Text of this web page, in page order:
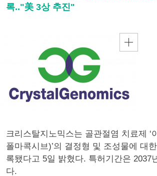
록.."美 3상 추진"
크리스탈지노믹스는 골관절염 치료제 ‘
폴마콕시브)’의 결정형 및 조성물에 대
록됐다고 5일 밝혔다. 특허기간은 2037
다.